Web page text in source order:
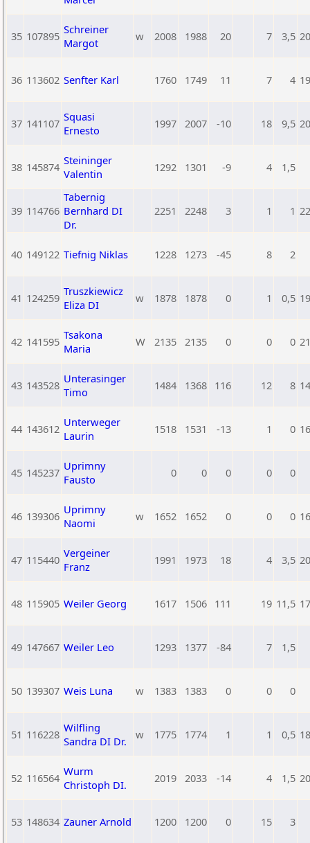
35 107895 Schreiner
Margot
w 2008 1988 20 7 3,5
36 113602 Senfter Karl 1760 1749 11 7 4
37 141107 Squasi
Ernesto
1997 2007 -10 18 9,5
38 145874 Steininger
Valentin
1292 1301 -9 4 1,5
39 114766
Tabernig
Bernhard DI
Dr.
2251 2248 3 1 1
40 149122 Tiefnig Niklas 1228 1273 -45 8 2
41 124259 Truszkiewicz
Eliza DI
w 1878 1878 0 1 0,5
42 141595 Tsakona
Maria
W 2135 2135 0 0 0
43 143528 Unterasinger
Timo
1484 1368 116 12 8
44 143612 Unterweger
Laurin
1518 1531 -13 1 0
45 145237 Uprimny
Fausto
0 0 0 0 0
46 139306 Uprimny
Naomi
w 1652 1652 0 0 0
47 115440 Vergeiner
Franz
1991 1973 18 4 3,5
48 115905 Weiler Georg 1617 1506 111 19 11,5
49 147667 Weiler Leo 1293 1377 -84 7 1,5
50 139307 Weis Luna w 1383 1383 0 0 0
51 116228 Wilfling
Sandra DI Dr.
w 1775 1774 1 1 0,5
52 116564 Wurm
Christoph DI.
2019 2033 -14 4 1,5
53 148634 Zauner Arnold 1200 1200 0 15 3